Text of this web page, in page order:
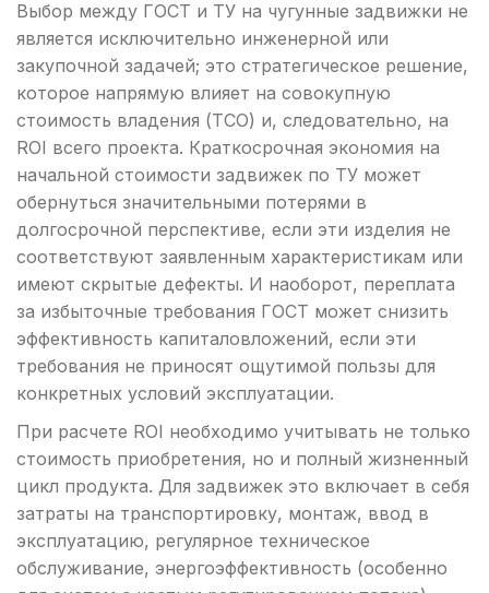
Выбор между ГОСТ и ТУ на чугунные задвижки не
является исключительно инженерной или
закупочной задачей; это стратегическое решение,
которое напрямую влияет на совокупную
стоимость владения (TCO) и, следовательно, на
ROI всего проекта. Краткосрочная экономия на
начальной стоимости задвижек по ТУ может
обернуться значительными потерями в
долгосрочной перспективе, если эти изделия не
соответствуют заявленным характеристикам или
имеют скрытые дефекты. И наоборот, переплата
за избыточные требования ГОСТ может снизить
эффективность капиталовложений, если эти
требования не приносят ощутимой пользы для
конкретных условий эксплуатации.
При расчете ROI необходимо учитывать не только
стоимость приобретения, но и полный жизненный
цикл продукта. Для задвижек это включает в себя
затраты на транспортировку, монтаж, ввод в
эксплуатацию, регулярное техническое
обслуживание, энергоэффективность (особенно